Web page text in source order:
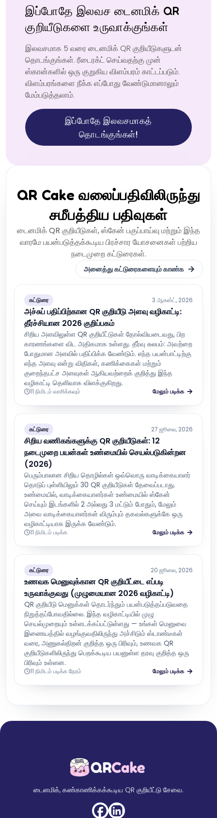
இப்போதே இலவச டைனமிக் QR
குறியீடுகளை உருவாக்குங்கள்
இலவசமாக 5 வரை டைனமிக் QR குறியீடுகளுடன்
தொடங்குங்கள். ரீடைரக்ட் செய்வதற்கு முன்
ஸ்கான்களில் ஒரு குறுகிய விளம்பரம் காட்டப்படும்.
விளம்பரங்களை நீக்க எப்போது வேண்டுமானாலும்
மேம்படுத்தலாம்.
இப்போதே இலவசமாகத்
தொடங்குங்கள்!
QR Cake வலைப்பதிவிலிருந்து
சமீபத்திய பதிவுகள்
டைனமிக் QR குறியீடுகள், ஸ்கேன் பகுப்பாய்வு மற்றும் இந்த
வாரமே பயன்படுத்தக்கூடிய பிரச்சார யோசனைகள் பற்றிய
நடைமுறை கட்டுரைகள்.
அனைத்து கட்டுரைகளையும் காண்க
கட்டுரை 3 ஆகஸ்ட், 2026
அச்சுப் பதிப்பிற்கான QR குறியீடு அளவு வழிகாட்டி:
தீர்ச்சியான 2026 குறிப்பகம்
சிறிய அளவிலுள்ள QR குறியீட்டுகள் தோல்வியடைவது, பிற
காரணங்களை விட அதிகமாக உள்ளது. தீர்வு சுலபம்: அவற்றை
போதுமான அளவில் பதிப்பிக்க வேண்டும். எந்த பயன்பாட்டிற்கு
எந்த அளவு என்று விதிகள், கணிக்கைகள் மற்றும்
குறைந்தபட்ச அளவுகள் ஆகியவற்றைக் குறித்து இந்த
வழிகாட்டி தெளிவாக விளக்குகிறது.
11 நிமிடம் வாசிக்கவும் மேலும் படிக்க
கட்டுரை 27 ஜூலை, 2026
சிறிய வணிகங்களுக்கு QR குறியீடுகள்: 12
நடைமுறை பயன்கள் உண்மையில் செயல்படுகின்றன
(2026)
பெரும்பாலான சிறிய தொழில்கள் ஒவ்வொரு வாடிக்கையாளர்
தொடுப் புள்ளியிலும் 30 QR குறியீடுகள் தேவைப்படாது.
உண்மையில், வாடிக்கையாளர்கள் உண்மையில் ஸ்கேன்
செய்யும் இடங்களில் 2 அல்லது 3 மட்டும் போதும், மேலும்
அவை வாடிக்கையாளர்கள் விரும்பும் தகவல்களுக்கே ஒரு
வழிகாட்டியாக இருக்க வேண்டும்.
11 நிமிடம் படிக்க மேலும் படிக்க
கட்டுரை 20 ஜூலை, 2026
உணவக மெனுவுக்கான QR குறியீட்டை எப்படி
உருவாக்குவது (முழுமையான 2026 வழிகாட்டி)
QR குறியீடு மெனுக்கள் தொடர்ந்தும் பயன்படுத்தப்படுவதை
நிறுத்தப்போவதில்லை. இந்த வழிகாட்டியில் முழு
செயல்முறையும் உள்ளடக்கப்பட்டுள்ளது — உங்கள் மெனுவை
இணையத்தில் வழங்குவதிலிருந்து அச்சிடும் ஸ்டாண்டீகள்
வரை, அணுகல்திறன் குறித்த ஒரு பிரிவும், உணவக QR
குறியீடுகளிலிருந்து பெறக்கூடிய பயனுள்ள தரவு குறித்த ஒரு
பிரிவும் உள்ளன.
11 நிமிடம் படிக்க நேரம் மேலும் படிக்க
டைனமிக், கண்காணிக்கக்கூடிய QR குறியீட்டு சேவை.